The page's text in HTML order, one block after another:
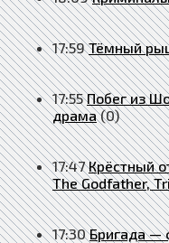
17:59 Тёмный
17:55 Побег из
драма (0)
17:47 Крёстный
The Godfather,
17:30 Бригада —